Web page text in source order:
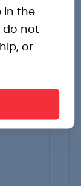
in the
do not
or